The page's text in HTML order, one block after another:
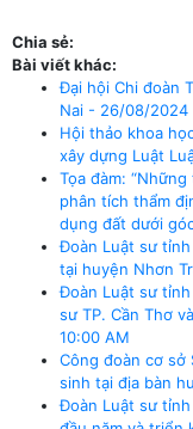
Chia sẻ:
Bài viết khác:
Đại hội Chi đoàn
Nai - 26/08/2024
Hội thảo khoa
xây dựng Luật
Tọa đàm:
phân tích thẩm
dụng đất dưới
Đoàn Luật sư
tại huyện Nhơn
Đoàn Luật sư
sư TP. Cần Thơ
10:00 AM
Công đoàn cơ sở
sinh tại địa bàn
Đoàn Luật sư